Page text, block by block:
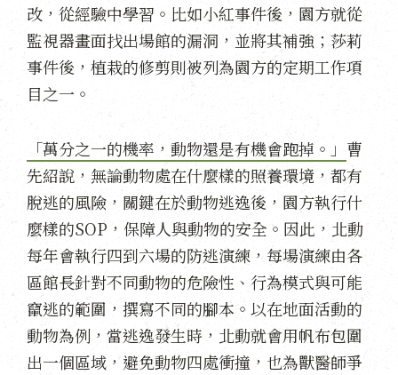
改，從經驗中學習。比如小紅事件後，園方就從
監視器畫面找出場館的漏洞，並將其補強；莎莉
事件後，植栽的修剪則被列為園方的定期工作項
目之一。
「萬分之一的機率，動物還是有機會跑掉。」 曹
先紹說，無論動物處在什麼樣的照養環境，都有
脫逃的風險，關鍵在於動物逃逸後，園方執行什
麼樣的SOP，保障人與動物的安全。因此，北動
每年會執行四到六場的防逃演練，每場演練由各
區館長針對不同動物的危險性、行為模式與可能
竄逃的範圍，撰寫不同的腳本。以在地面活動的
動物為例，當逃逸發生時，北動就會用帆布包圍
出一個區域，避免動物四處衝撞，也為獸醫師爭